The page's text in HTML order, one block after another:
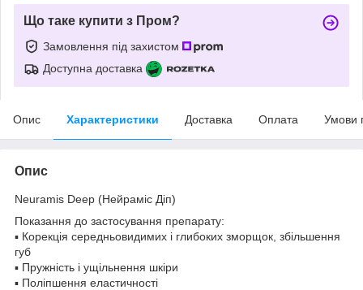
Що таке купити з Пром?
Замовлення під захистом
Доступна доставка
Опис Характеристики Доставка Оплата Умови
Опис
Neuramis Deep (Нейраміс Діп)
Показання до застосування препарату:
▪ Корекція середньовидимих і глибоких зморщок, збільшення
губ
▪ Пружність і ущільнення шкіри
▪ Поліпшення еластичності